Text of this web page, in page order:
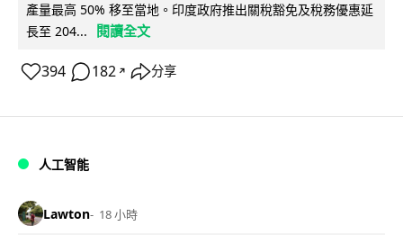
產量最高 50% 移至當地。印度政府推出關稅豁免及稅務優惠延
長至 204...
閱讀全文
394 182 ↗ 分享
人工智能
Lawton 18 小時